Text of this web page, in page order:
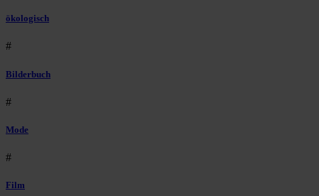
ökologisch
#
Bilderbuch
#
Mode
#
Film